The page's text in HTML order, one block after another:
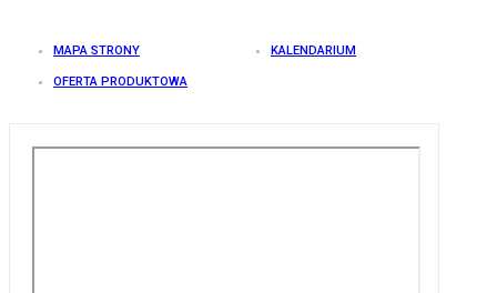
MAPA STRONY KALENDARIUM
OFERTA PRODUKTOWA